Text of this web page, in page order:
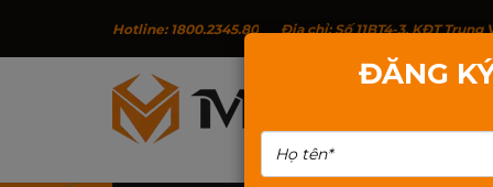
Hotline: 1800.2345.80 Địa chỉ: Số 11BT4-3, KĐT
TÌM KIẾM: NGUON-350W
ĐĂNG